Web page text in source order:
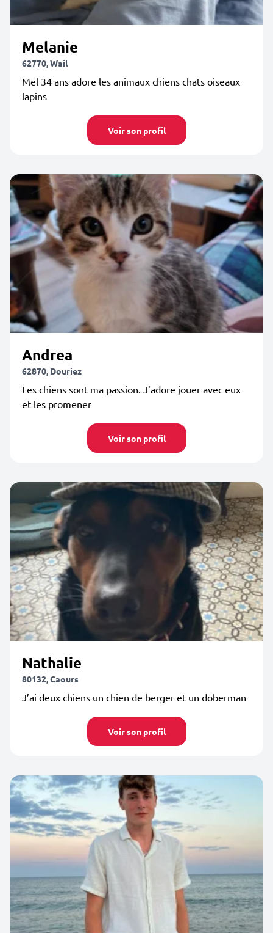
Melanie
62770, Wail
Mel 34 ans adore les animaux chiens chats oiseaux
lapins
Voir son profil
Andrea
62870, Douriez
Les chiens sont ma passion. J'adore jouer avec eux
et les promener
Voir son profil
Nathalie
80132, Caours
J’ai deux chiens un chien de berger et un doberman
Voir son profil